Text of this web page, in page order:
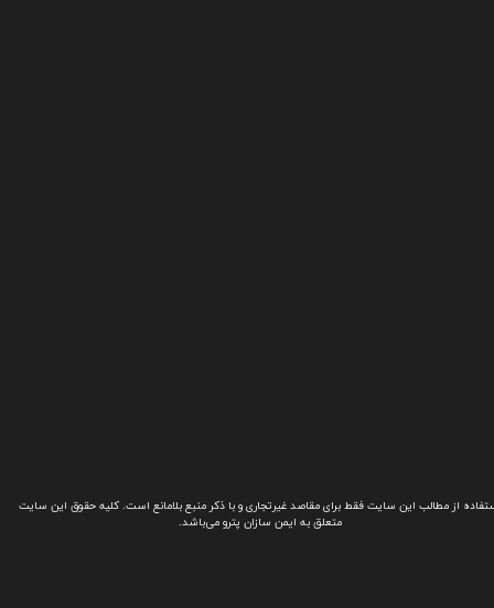
از مطالب این سایت فقط برای مقاصد غیرتجاری و با ذکر منبع بلامانع است. کلیه حقوق این سایت
متعلق به ایمن سازان پترو می‌باشد.